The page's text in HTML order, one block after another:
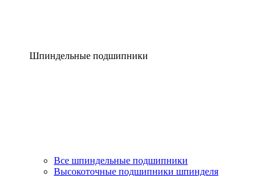
Шпиндельные подшипники
Все шпиндельные подшипники
Высокоточные подшипники шпинделя